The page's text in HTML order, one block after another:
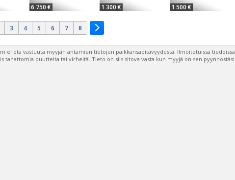
6 750 € 1 300 € 1 500 €
3 4 5 6 7 8
ei ota vastuuta myyjän antamien tietojen paikkansapitävyydestä. Ilmoitetuissa tiedoissa
tahattomia puutteita tai virheitä. Tieto on siis sitova vasta kun myyjä on sen pyynnöstäsi